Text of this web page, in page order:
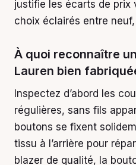
justifie les écarts de prix
choix éclairés entre
À quoi reconnaître
Lauren bien
Inspectez d’abord les
régulières, sans fils
boutons se fixent
tissu à l’arrière pour
blazer de qualité, la